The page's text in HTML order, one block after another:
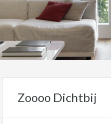
Zoooo Dichtbij